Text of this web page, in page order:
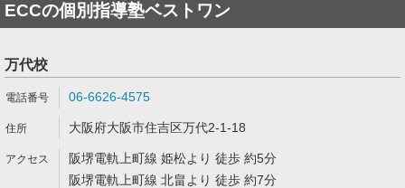
ECCの個別指導塾ベストワン
万代校
06-6626-4575
大阪府大阪市住吉区万代2-1-18
阪堺電軌上町線 姫松より 徒歩 約5分
阪堺電軌上町線 北畠より 徒歩 約7分